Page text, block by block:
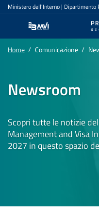
Salta al contenuto principale
Navigazione
Ministero dell'Interno | Dipartimento
Home Comunicazione
Newsroom
Scopri tutte le notizie
Management and Visa
2027 in questo spazio